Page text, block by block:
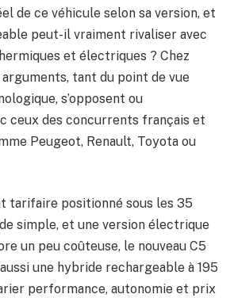
de ce véhicule selon sa version, et
peut-il vraiment rivaliser avec
et électriques ? Chez
tant du point de vue
s’opposent ou
ceux des concurrents français et
Peugeot, Renault, Toyota ou
tarifaire positionné sous les 35
simple, et une version électrique
un peu coûteuse, le nouveau C5
une hybride rechargeable à 195
performance, autonomie et prix